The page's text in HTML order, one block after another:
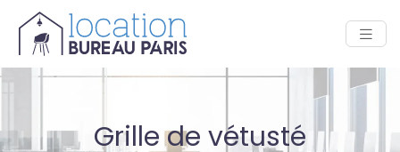
Grille de vétusté